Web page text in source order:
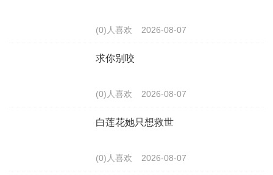
(0)人喜欢 2026-08-07
求你别咬
(0)人喜欢 2026-08-07
白莲花她只想救世
(0)人喜欢 2026-08-07